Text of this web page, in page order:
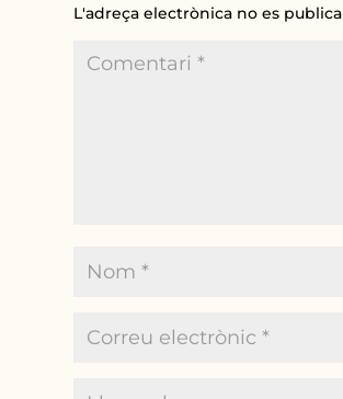
L'adreça electrònica no es